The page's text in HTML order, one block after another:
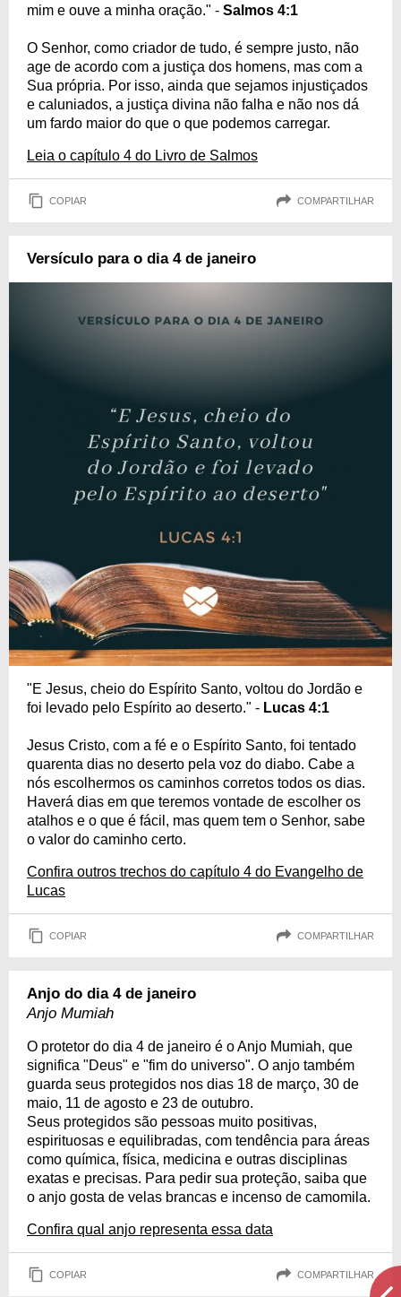
mim e ouve a minha oração." - Salmos 4:1
O Senhor, como criador de tudo, é sempre justo, não
age de acordo com a justiça dos homens, mas com a
Sua própria. Por isso, ainda que sejamos injustiçados
e caluniados, a justiça divina não falha e não nos dá
um fardo maior do que o que podemos carregar.
Leia o capítulo 4 do Livro de Salmos
COPIAR COMPARTILHAR
Versículo para o dia 4 de janeiro
"E Jesus, cheio do Espírito Santo, voltou do Jordão e
foi levado pelo Espírito ao deserto." - Lucas 4:1
Jesus Cristo, com a fé e o Espírito Santo, foi tentado
quarenta dias no deserto pela voz do diabo. Cabe a
nós escolhermos os caminhos corretos todos os dias.
Haverá dias em que teremos vontade de escolher os
atalhos e o que é fácil, mas quem tem o Senhor, sabe
o valor do caminho certo.
Confira outros trechos do capítulo 4 do Evangelho de
Lucas
COPIAR COMPARTILHAR
Anjo do dia 4 de janeiro
Anjo Mumiah
O protetor do dia 4 de janeiro é o Anjo Mumiah, que
significa "Deus" e "fim do universo". O anjo também
guarda seus protegidos nos dias 18 de março, 30 de
maio, 11 de agosto e 23 de outubro.
Seus protegidos são pessoas muito positivas,
espirituosas e equilibradas, com tendência para áreas
como química, física, medicina e outras disciplinas
exatas e precisas. Para pedir sua proteção, saiba que
o anjo gosta de velas brancas e incenso de camomila.
Confira qual anjo representa essa data
COPIAR COMPARTILHAR